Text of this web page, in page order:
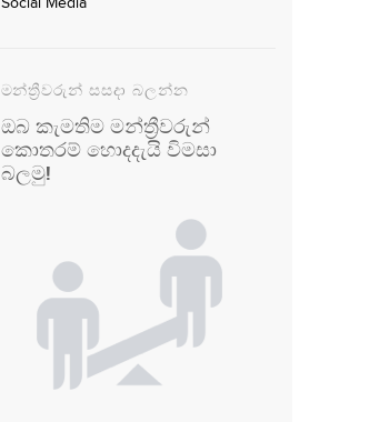
මන්ත්‍රීවරුන් සසදා බලන්න
ඔබ කැමතිම මන්ත්‍රීවරුන්
කොතරම් හොදදැයි විමසා
බලමු!